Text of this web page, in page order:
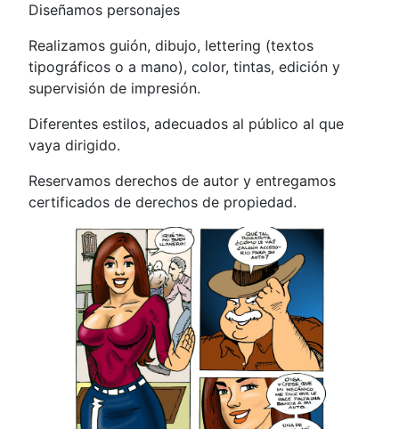
Diseñamos personajes
Realizamos guión, dibujo, lettering (textos
tipográficos o a mano), color, tintas, edición y
supervisión de impresión.
Diferentes estilos, adecuados al público al que
vaya dirigido.
Reservamos derechos de autor y entregamos
certificados de derechos de propiedad.